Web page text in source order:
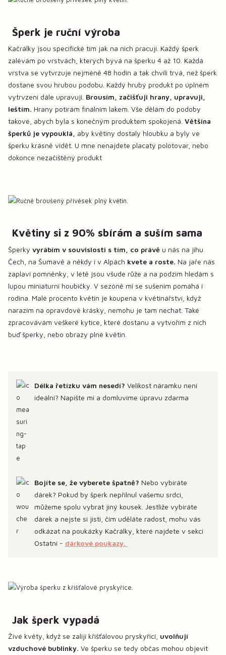
Šperk je ruční výroba
Kačrálky jsou specifické tím jak na nich pracuji. Každý šperk
zalévám po vrstvách, kterých bývá na šperku 4 až 10. Každá
vrstva se vytvrzuje nejméně 48 hodin a tak chvíli trvá, než šperk
dostane svou hrubou podobu. Každý hrubý produkt po úplném
vytrvzení dále upravuji. Brousím, začišťuji hrany, upravuji,
leštím. Hrany potírám finálním lakem. Vše dělám do podoby
takové, abych byla s konečným produktem spokojená. Většina
šperků je vypouklá,
aby květiny dostaly hloubku a byly ve
šperku krásně vidět. U mne nenajdete placatý polotovar, nebo
dokonce nezačištěný produkt
Květiny si z 90% sbírám a suším sama
Šperky vyrábím v souvislosti s tím, co právě u nás na jihu
Čech, na Šumavě a někdy i v Alpách kvete a roste. Na jaře nás
zaplaví pomněnky, v létě jsou všude růže a na podzim hledám s
lupou miniaturní houbičky. V sezóně mi se sušením pomáhá i
rodina. Malé procento květin je koupena v květinářství, když
narazím na opravdové krásky, nemohu je tam nechat. Také
zpracovávám veškeré kytice, které dostanu a vytvořím z nich
buď šperky, nebo obrazy plné květin.
Délka řetízku vám nesedí? Velikost náramku není
ideální? Napište mi a domluvíme úpravu zdarma
Bojíte se, že vyberete špatně? Nebo vybíráte
dárek? Pokud by šperk nepřilnul vašemu srdci,
můžeme spolu vybrat jiný kousek. Jestliže vybíráte
dárek a nejste si jisti, čím uděláte radost, mohu vás
odkázat na poukázky Kačrálky, které najdete v sekci
Ostatní - dárkové poukazy.
Jak šperk vypadá
Živé květy, když se zalijí křišťálovou pryskyřicí, uvolňují
vzduchové bublinky. Ve šperku se tedy občas mohou objevit